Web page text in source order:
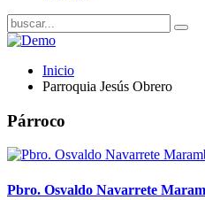
Inicio
Parroquia Jesús Obrero
Párroco
Pbro. Osvaldo Navarrete